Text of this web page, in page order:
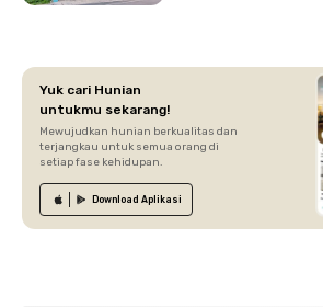
Yuk cari Hunian
untukmu sekarang!
Mewujudkan hunian berkualitas dan
terjangkau untuk semua orang di
setiap fase kehidupan.
Download Aplikasi